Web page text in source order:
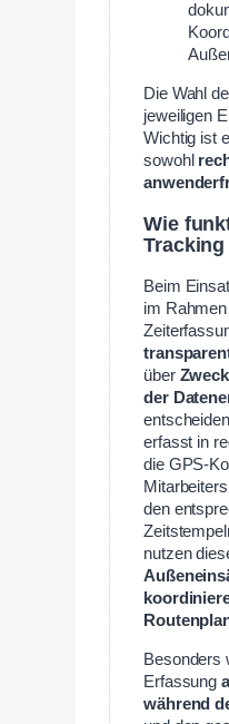
Die Wahl
jeweiligen
Wichtig ist
sowohl
Wie
Beim
im
über
der
erfasst in
die GPS-
den
nutzen
Besonders
Erfassung
während